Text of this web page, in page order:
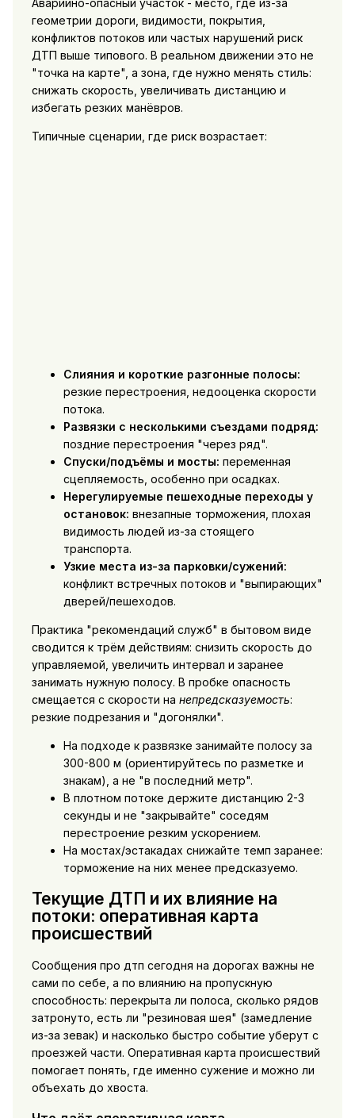
Аварийно-опасный участок - место, где из-за
геометрии дороги, видимости, покрытия,
конфликтов потоков или частых нарушений риск
ДТП выше типового. В реальном движении это не
"точка на карте", а зона, где нужно менять стиль:
снижать скорость, увеличивать дистанцию и
избегать резких манёвров.
Типичные сценарии, где риск возрастает:
Слияния и короткие разгонные полосы:
резкие перестроения, недооценка скорости
потока.
Развязки с несколькими съездами подряд:
поздние перестроения "через ряд".
Спуски/подъёмы и мосты: переменная
сцепляемость, особенно при осадках.
Нерегулируемые пешеходные переходы у
остановок: внезапные торможения, плохая
видимость людей из-за стоящего
транспорта.
Узкие места из-за парковки/сужений:
конфликт встречных потоков и "выпирающих"
дверей/пешеходов.
Практика "рекомендаций служб" в бытовом виде
сводится к трём действиям: снизить скорость до
управляемой, увеличить интервал и заранее
занимать нужную полосу. В пробке опасность
смещается с скорости на непредсказуемость:
резкие подрезания и "догонялки".
На подходе к развязке занимайте полосу за
300-800 м (ориентируйтесь по разметке и
знакам), а не "в последний метр".
В плотном потоке держите дистанцию 2-3
секунды и не "закрывайте" соседям
перестроение резким ускорением.
На мостах/эстакадах снижайте темп заранее:
торможение на них менее предсказуемо.
Текущие ДТП и их влияние на
потоки: оперативная карта
происшествий
Сообщения про дтп сегодня на дорогах важны не
сами по себе, а по влиянию на пропускную
способность: перекрыта ли полоса, сколько рядов
затронуто, есть ли "резиновая шея" (замедление
из-за зевак) и насколько быстро событие уберут с
проезжей части. Оперативная карта происшествий
помогает понять, где именно сужение и можно ли
объехать до хвоста.